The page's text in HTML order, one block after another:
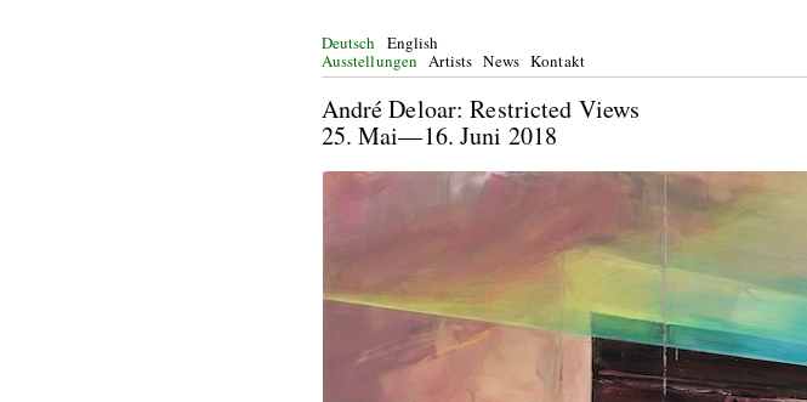
Deutsch
English
Ausstellungen Artists News Kontakt
André Deloar: Restricted Views
25. Mai—16. Juni 2018